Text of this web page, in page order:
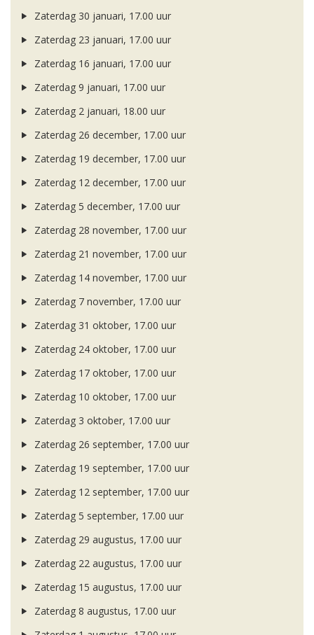
Zaterdag 30 januari, 17.00 uur
Zaterdag 23 januari, 17.00 uur
Zaterdag 16 januari, 17.00 uur
Zaterdag 9 januari, 17.00 uur
Zaterdag 2 januari, 18.00 uur
Zaterdag 26 december, 17.00 uur
Zaterdag 19 december, 17.00 uur
Zaterdag 12 december, 17.00 uur
Zaterdag 5 december, 17.00 uur
Zaterdag 28 november, 17.00 uur
Zaterdag 21 november, 17.00 uur
Zaterdag 14 november, 17.00 uur
Zaterdag 7 november, 17.00 uur
Zaterdag 31 oktober, 17.00 uur
Zaterdag 24 oktober, 17.00 uur
Zaterdag 17 oktober, 17.00 uur
Zaterdag 10 oktober, 17.00 uur
Zaterdag 3 oktober, 17.00 uur
Zaterdag 26 september, 17.00 uur
Zaterdag 19 september, 17.00 uur
Zaterdag 12 september, 17.00 uur
Zaterdag 5 september, 17.00 uur
Zaterdag 29 augustus, 17.00 uur
Zaterdag 22 augustus, 17.00 uur
Zaterdag 15 augustus, 17.00 uur
Zaterdag 8 augustus, 17.00 uur